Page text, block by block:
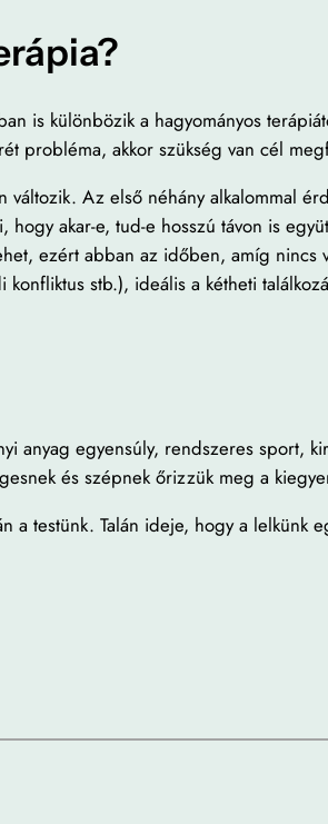
is különbözik a hagyományos
probléma, akkor szükség van cél
változik. Az első néhány alkalommal
hogy akar-e, tud-e hosszú távon is
ezért abban az időben, amíg
konfliktus stb.), ideális a kétheti
anyag egyensúly, rendszeres
és szépnek őrizzük meg a
a testünk. Talán ideje, hogy a lelkünk